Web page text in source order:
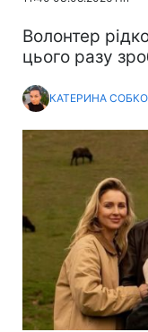
Волонтер
цього разу
КАТЕРИНА